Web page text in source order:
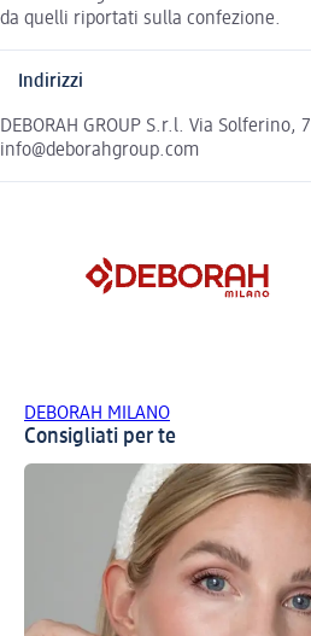
da quelli riportati sulla confezione.
Indirizzi
DEBORAH GROUP S.r.l. Via Solferino,
info@deborahgroup.com
DEBORAH MILANO
Consigliati per te